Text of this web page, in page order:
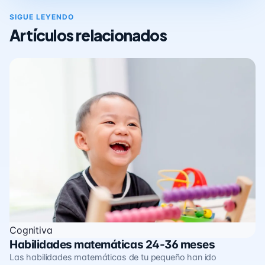
SIGUE LEYENDO
Artículos relacionados
Cognitiva
Habilidades matemáticas 24-36 meses
Las habilidades matemáticas de tu pequeño han ido